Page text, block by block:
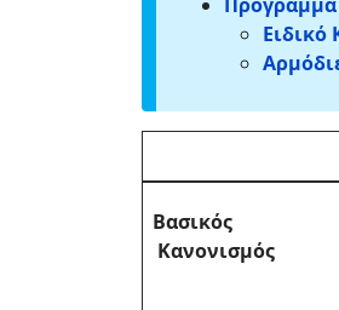
Βασικός
Κανονισμός